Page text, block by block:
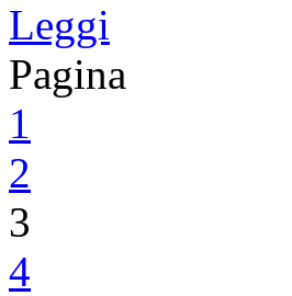
Leggi
Pagina
1
2
3
4